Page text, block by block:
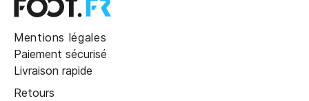
Mentions légales
Paiement sécurisé
Livraison rapide
Retours